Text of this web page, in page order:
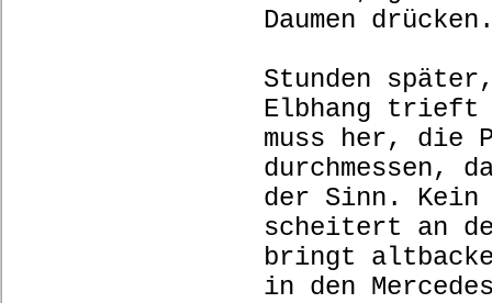
Daumen
Stunden
Elbhang trieft
muss her, die
durchmessen,
der Sinn. Kein
scheitert an
bringt
in den